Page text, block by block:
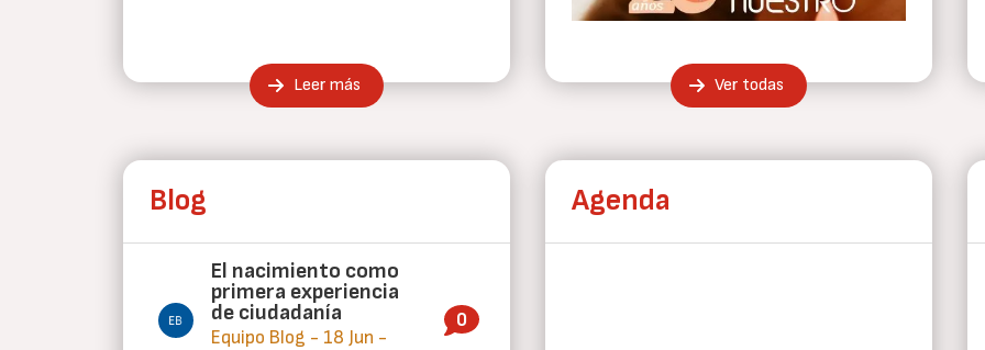
Leer más Ver todas
Blog
El nacimiento como
primera experiencia
de ciudadanía
Equipo Blog - 18 Jun -
0
Agenda